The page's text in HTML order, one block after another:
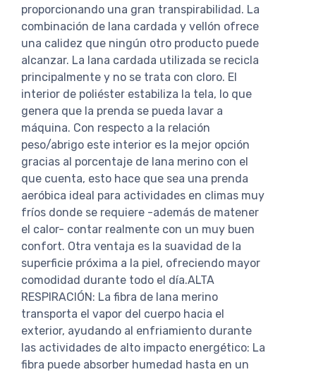
proporcionando una gran transpirabilidad. La
combinación de lana cardada y vellón ofrece
una calidez que ningún otro producto puede
alcanzar. La lana cardada utilizada se recicla
principalmente y no se trata con cloro. El
interior de poliéster estabiliza la tela, lo que
genera que la prenda se pueda lavar a
máquina. Con respecto a la relación
peso/abrigo este interior es la mejor opción
gracias al porcentaje de lana merino con el
que cuenta, esto hace que sea una prenda
aeróbica ideal para actividades en climas muy
fríos donde se requiere -además de matener
el calor- contar realmente con un muy buen
confort. Otra ventaja es la suavidad de la
superficie próxima a la piel, ofreciendo mayor
comodidad durante todo el día.ALTA
RESPIRACIÓN: La fibra de lana merino
transporta el vapor del cuerpo hacia el
exterior, ayudando al enfriamiento durante
las actividades de alto impacto energético: La
fibra puede absorber humedad hasta en un